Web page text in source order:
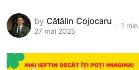
by Cătălin Cojocaru
27 mai 2025
1